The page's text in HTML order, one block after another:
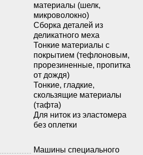
материалы (шелк,
микроволокно)
Сборка деталей из
деликатного меха
Тонкие материалы с
покрытием (тефлоновым,
прорезиненные, пропитка
от дождя)
Тонкие, гладкие,
скользящие материалы
(тафта)
Для ниток из эластомера
без оплетки
Машины специального